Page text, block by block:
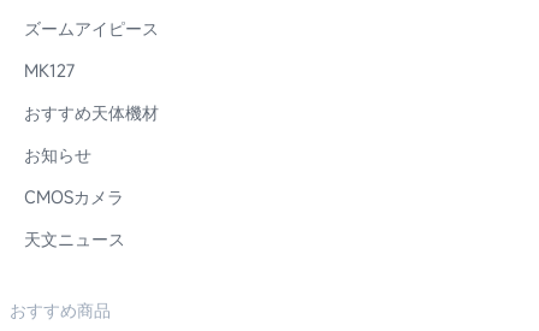
ズームアイピース
MK127
おすすめ天体機材
お知らせ
CMOSカメラ
天文ニュース
おすすめ商品